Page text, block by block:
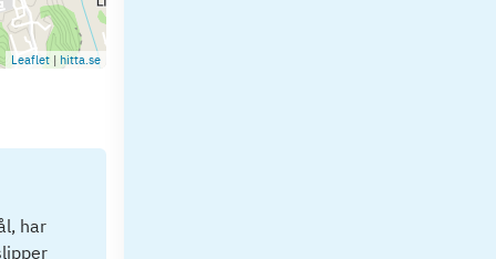
Leaflet | hitta.se
har